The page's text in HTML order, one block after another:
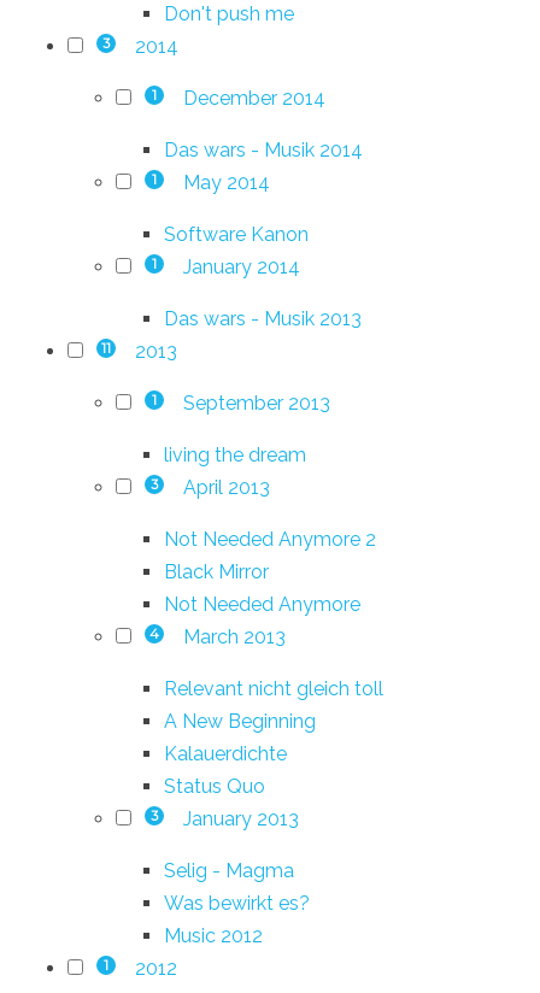
Don't push me
3 2014
1 December 2014
Das wars - Musik 2014
1 May 2014
Software Kanon
1 January 2014
Das wars - Musik 2013
11 2013
1 September 2013
living the dream
3 April 2013
Not Needed Anymore 2
Black Mirror
Not Needed Anymore
4 March 2013
Relevant nicht gleich toll
A New Beginning
Kalauerdichte
Status Quo
3 January 2013
Selig - Magma
Was bewirkt es?
Music 2012
1 2012